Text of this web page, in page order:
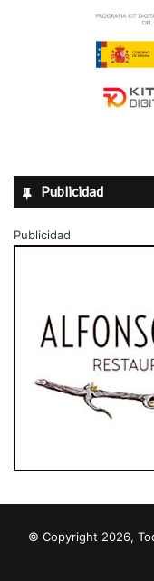
Publicidad
Publicidad
© Copyright 2026,